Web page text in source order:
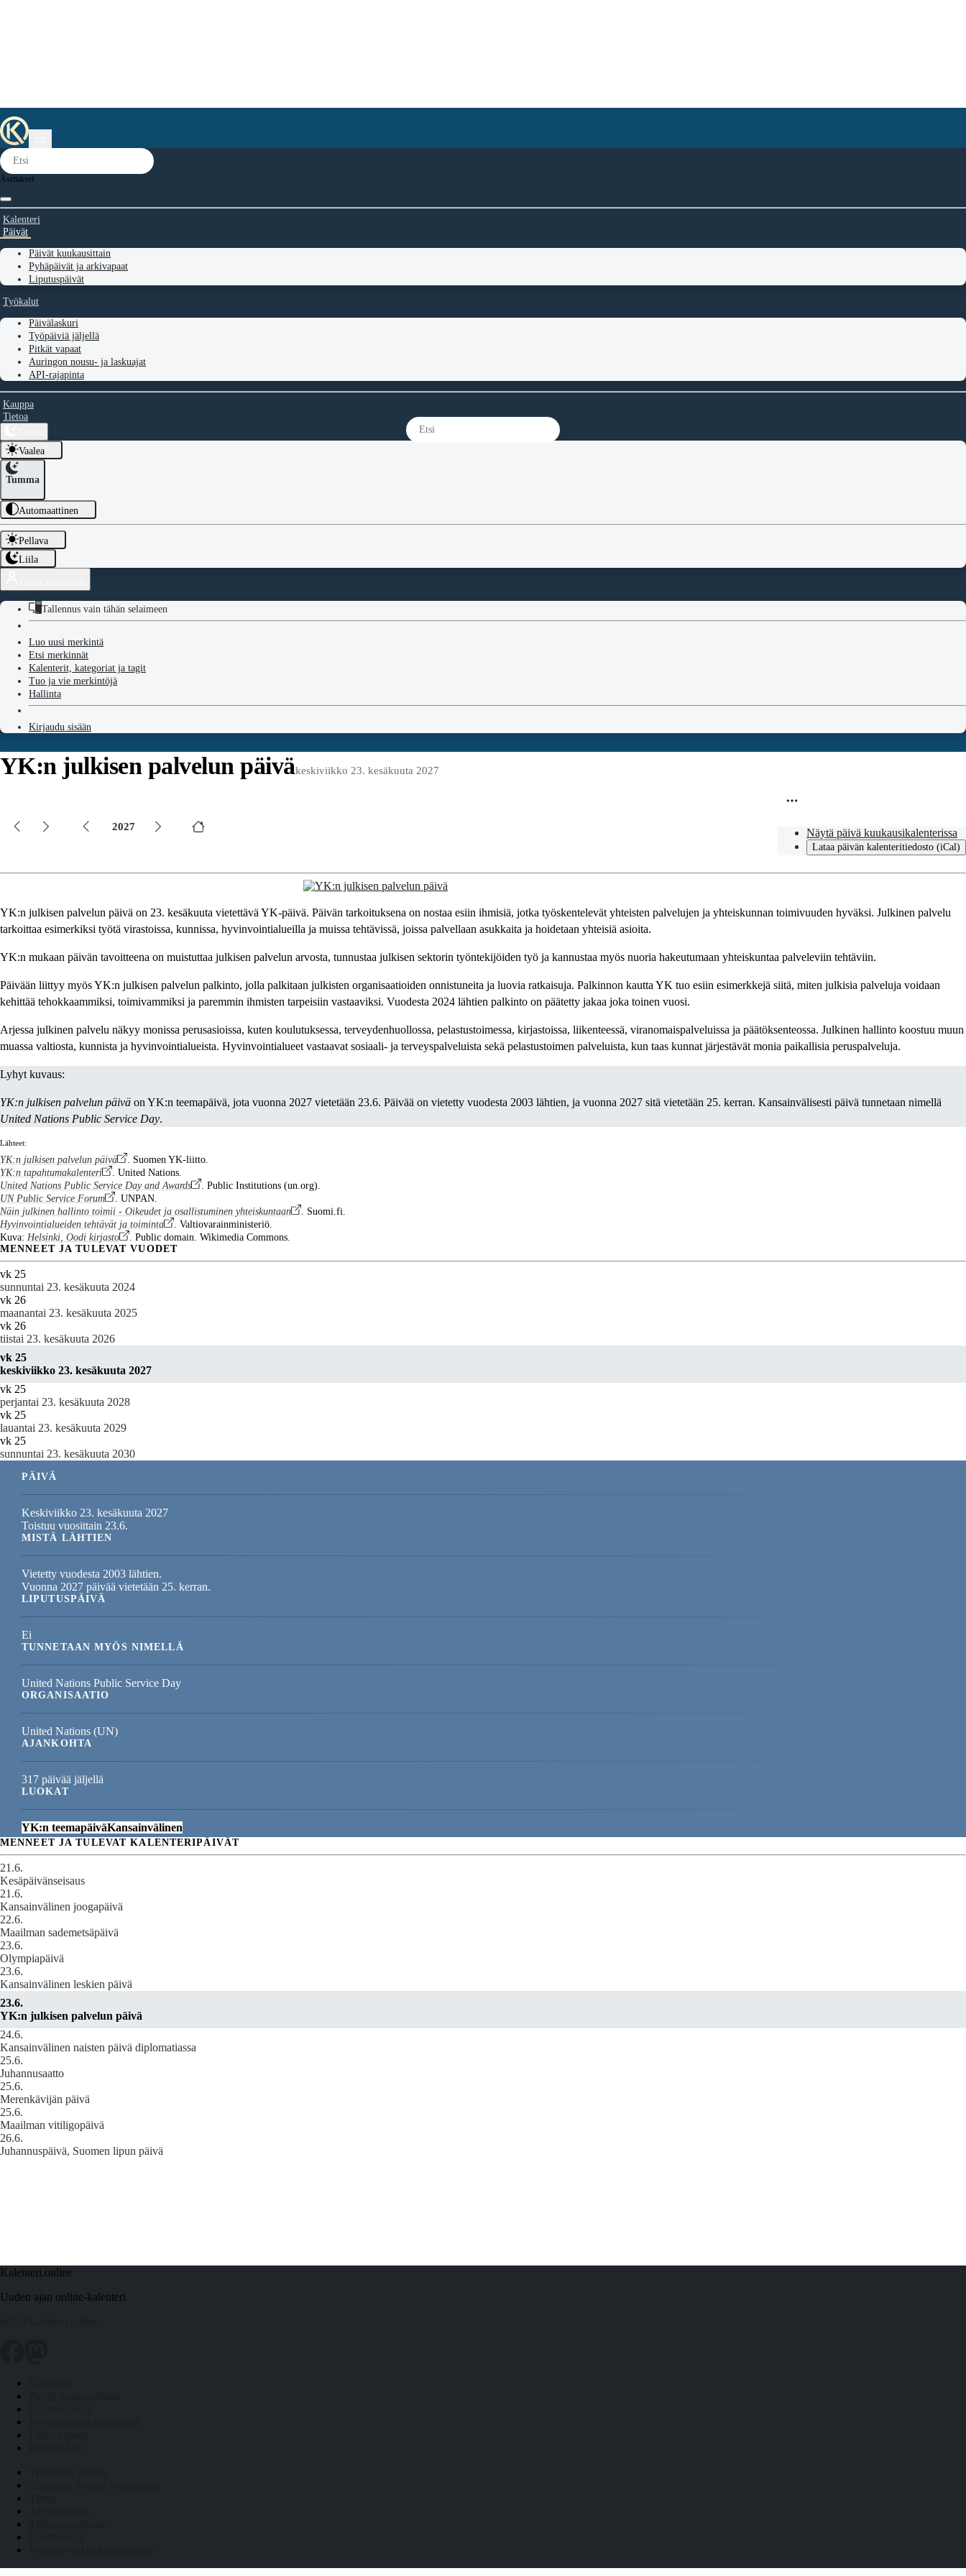
Asetukset
Kalenteri
Päivät
Päivät kuukausittain
Pyhäpäivät ja arkivapaat
Liputuspäivät
Työkalut
Päivälaskuri
Työpäiviä jäljellä
Pitkät vapaat
Auringon nousu- ja laskuajat
API-rajapinta
Kauppa
Tietoa
Vaalea
Tumma
Automaattinen
Pellava
Liila
Tallennus vain tähän selaimeen
Luo uusi merkintä
Etsi merkinnät
Kalenterit, kategoriat ja tagit
Tuo ja vie merkintöjä
Hallinta
Kirjaudu sisään
YK:n julkisen palvelun päiväkeskiviikko 23. kesäkuuta 2027
2027
Näytä päivä kuukausikalenterissa
Lataa päivän kalenteritiedosto (iCal)
YK:n julkisen palvelun päivä on 23. kesäkuuta vietettävä YK-päivä. Päivän tarkoituksena on nostaa esiin ihmisiä, jotka työskentelevät yhteisten palvelujen ja yhteiskunnan toimivuuden hyväksi. Julkinen palvelu
tarkoittaa esimerkiksi työtä virastoissa, kunnissa, hyvinvointialueilla ja muissa tehtävissä, joissa palvellaan asukkaita ja hoidetaan yhteisiä asioita.
YK:n mukaan päivän tavoitteena on muistuttaa julkisen palvelun arvosta, tunnustaa julkisen sektorin työntekijöiden työ ja kannustaa myös nuoria hakeutumaan yhteiskuntaa palveleviin tehtäviin.
Päivään liittyy myös YK:n julkisen palvelun palkinto, jolla palkitaan julkisten organisaatioiden onnistuneita ja luovia ratkaisuja. Palkinnon kautta YK tuo esiin esimerkkejä siitä, miten julkisia palveluja voidaan
kehittää tehokkaammiksi, toimivammiksi ja paremmin ihmisten tarpeisiin vastaaviksi. Vuodesta 2024 lähtien palkinto on päätetty jakaa joka toinen vuosi.
Arjessa julkinen palvelu näkyy monissa perusasioissa, kuten koulutuksessa, terveydenhuollossa, pelastustoimessa, kirjastoissa, liikenteessä, viranomaispalveluissa ja päätöksenteossa. Julkinen hallinto koostuu muun
muassa valtiosta, kunnista ja hyvinvointialueista. Hyvinvointialueet vastaavat sosiaali- ja terveyspalveluista sekä pelastustoimen palveluista, kun taas kunnat järjestävät monia paikallisia peruspalveluja.
Lyhyt kuvaus:
YK:n julkisen palvelun päivä on YK:n teemapäivä, jota vuonna 2027 vietetään 23.6. Päivää on vietetty vuodesta 2003 lähtien, ja vuonna 2027 sitä vietetään 25. kerran. Kansainvälisesti päivä tunnetaan nimellä
United Nations Public Service Day.
Lähteet:
YK:n julkisen palvelun päivä
. Suomen YK-liitto.
YK:n tapahtumakalenteri
. United Nations.
United Nations Public Service Day and Awards
. Public Institutions (un.org).
UN Public Service Forum
. UNPAN.
Näin julkinen hallinto toimii - Oikeudet ja osallistuminen yhteiskuntaan
. Suomi.fi.
Hyvinvointialueiden tehtävät ja toiminta
. Valtiovarainministeriö.
Kuva: Helsinki, Oodi kirjasto . Public domain. Wikimedia Commons.
MENNEET JA TULEVAT VUODET
vk 25
sunnuntai 23. kesäkuuta 2024
vk 26
maanantai 23. kesäkuuta 2025
vk 26
tiistai 23. kesäkuuta 2026
vk 25
keskiviikko 23. kesäkuuta 2027
vk 25
perjantai 23. kesäkuuta 2028
vk 25
lauantai 23. kesäkuuta 2029
vk 25
sunnuntai 23. kesäkuuta 2030
PÄIVÄ
Keskiviikko 23. kesäkuuta 2027
Toistuu vuosittain 23.6.
MISTÄ LÄHTIEN
Vietetty vuodesta 2003 lähtien.
Vuonna 2027 päivää vietetään 25. kerran.
LIPUTUSPÄIVÄ
Ei
TUNNETAAN MYÖS NIMELLÄ
United Nations Public Service Day
ORGANISAATIO
United Nations (UN)
AJANKOHTA
317 päivää jäljellä
LUOKAT
YK:n teemapäiväKansainvälinen
MENNEET JA TULEVAT KALENTERIPÄIVÄT
21.6.
Kesäpäivänseisaus
21.6.
Kansainvälinen joogapäivä
22.6.
Maailman sademetsäpäivä
23.6.
Olympiapäivä
23.6.
Kansainvälinen leskien päivä
23.6.
YK:n julkisen palvelun päivä
24.6.
Kansainvälinen naisten päivä diplomatiassa
25.6.
Juhannusaatto
25.6.
Merenkävijän päivä
25.6.
Maailman vitiligopäivä
26.6.
Juhannuspäivä, Suomen lipun päivä
Kalenteri.online
Uuden ajan online-kalenteri